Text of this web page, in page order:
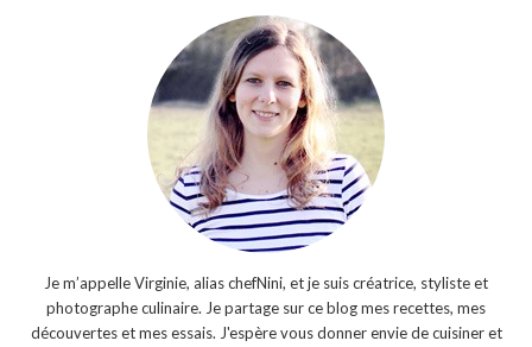
Je m’appelle Virginie, alias chefNini, et je suis créatrice, styliste et
photographe culinaire. Je partage sur ce blog mes recettes, mes
découvertes et mes essais. J'espère vous donner envie de cuisiner et